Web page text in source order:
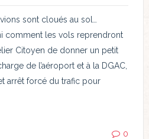
sont cloués au sol…
comment les vols reprendront
Citoyen de donner un petit
de l’aéroport et à la DGAC,
arrêt forcé du trafic pour
0